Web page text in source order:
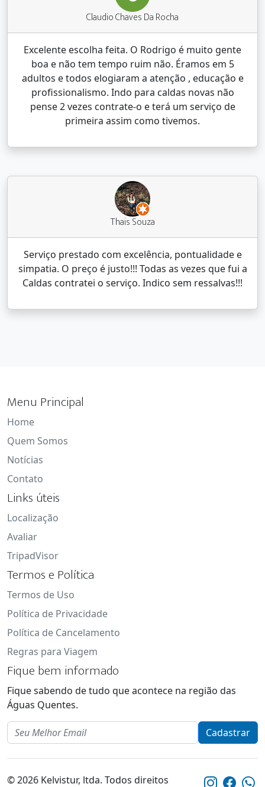
Claudio Chaves Da Rocha
Excelente escolha feita. O Rodrigo é muito gente
boa e não tem tempo ruim não. Éramos em 5
adultos e todos elogiaram a atenção , educação e
profissionalismo. Indo para caldas novas não
pense 2 vezes contrate-o e terá um serviço de
primeira assim como tivemos.
Thais Souza
Serviço prestado com excelência, pontualidade e
simpatia. O preço é justo!!! Todas as vezes que fui a
Caldas contratei o serviço. Indico sem ressalvas!!!
Menu Principal
Home
Quem Somos
Notícias
Contato
Links úteis
Localização
Avaliar
TripadVisor
Termos e Política
Termos de Uso
Política de Privacidade
Política de Cancelamento
Regras para Viagem
Fique bem informado
Fique sabendo de tudo que acontece na região das
Águas Quentes.
Email
Cadastrar
© 2026 Kelvistur, ltda. Todos direitos